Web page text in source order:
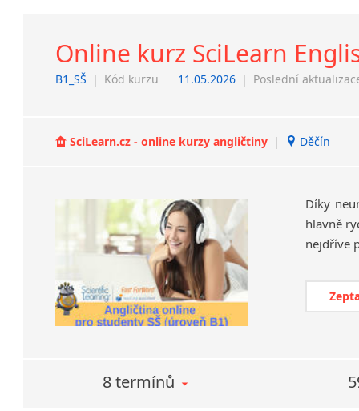
Online kurz SciLearn
B1_SŠ | Kód kurzu 11.05.2026 | Poslední
SciLearn.cz - online kurzy angličtiny | Děčín
Díky
hlavně
8 termínů